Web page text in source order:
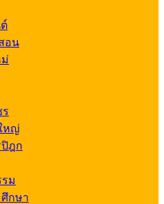
อน
หญ่
ฎก
ม
กษา